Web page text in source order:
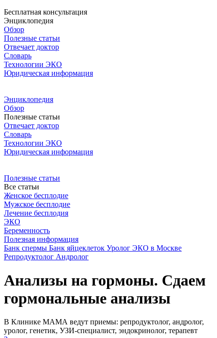
Бесплатная консультация
Энциклопедия
Обзор
Полезные статьи
Отвечает доктор
Словарь
Технологии ЭКО
Юридическая информация
Энциклопедия
Обзор
Полезные статьи
Отвечает доктор
Словарь
Технологии ЭКО
Юридическая информация
Полезные статьи
Все статьи
Женское бесплодие
Мужское бесплодие
Лечение бесплодия
ЭКО
Беременность
Полезная информация
Банк спермы Банк яйцеклеток Уролог ЭКО в Москве
Репродуктолог Андролог
Анализы на гормоны. Сдаем
гормональные анализы
В Клинике МАМА ведут приемы: репродуктолог, андролог,
уролог, генетик, УЗИ-специалист, эндокринолог, терапевт